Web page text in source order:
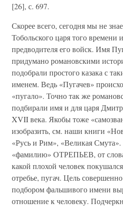
[26], с. 697.
Скорее всего, сегодня мы не
Тобольского царя того
предводителя его войск. Имя
придумано романовскими
подобрали простого казака с
именем. Ведь «Пугачев»
«пугало». Точно так же
подбирали имя и для царя
XVII века. Якобы тоже
изобразить, см. наши книги
«Русь и Рим», «Великая
«фамилию» ОТРЕПЬЕВ, от
какой плохой человек
отребье, пугач. Цель
подбором фальшивого имени
отношение к человеку.